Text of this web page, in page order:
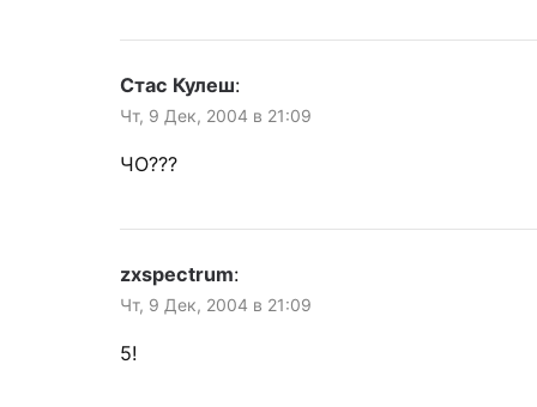
Стас Кулеш:
Чт, 9 Дек, 2004 в 21:09
ЧО???
zxspectrum:
Чт, 9 Дек, 2004 в 21:09
5!